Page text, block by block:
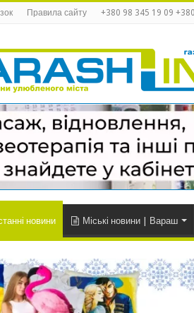
Правила сайту +380 98 345 19 09
новини Міські новини | Вараш